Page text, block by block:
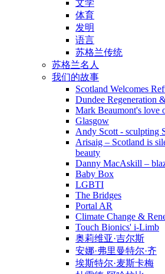
文学
体育
发明
语言
苏格兰传统
苏格兰名人
我们的故事
Scotland Welcomes
Dundee Regeneration
Mark Beaumont's love
Glasgow
Andy Scott - sculpting
Arisaig – Scotland is
beauty
Danny MacAskill –
Baby Box
LGBTI
The Bridges
Portal AR
Climate Change &
Touch Bionics' i-Limb
奥莉维亚·吉尔斯
安娜·弗里曼特尔·齐
埃斯特尔·麦斯卡梅